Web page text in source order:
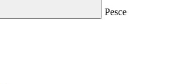
Pesce